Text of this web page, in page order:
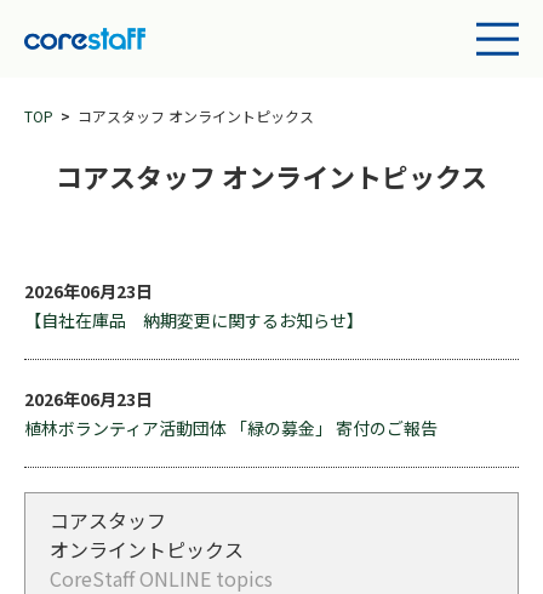
TOP コアスタッフ オンライントピックス
コアスタッフ オンライントピックス
2026年06月23日
【自社在庫品 納期変更に関するお知らせ】
2026年06月23日
植林ボランティア活動団体 「緑の募金」 寄付のご報告
コアスタッフ
オンライントピックス
CoreStaff ONLINE topics